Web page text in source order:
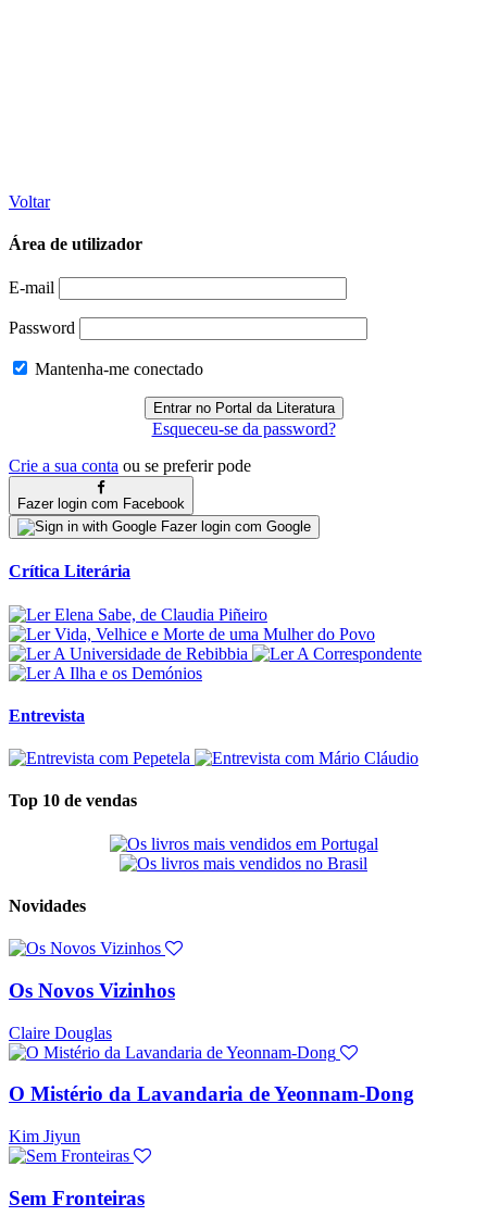
Voltar
Área de utilizador
E-mail
Password
Mantenha-me conectado
Esqueceu-se da password?
Crie a sua conta ou se preferir pode
Fazer login com Facebook
Fazer login com Google
Crítica Literária
Entrevista
Top 10 de vendas
Novidades
Os Novos Vizinhos
Claire Douglas
O Mistério da Lavandaria de Yeonnam-Dong
Kim Jiyun
Sem Fronteiras